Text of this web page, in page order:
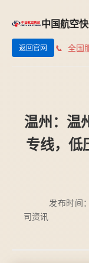
中国航空
返回官网 全国
温州：温
专线，低
发布时间
司资讯